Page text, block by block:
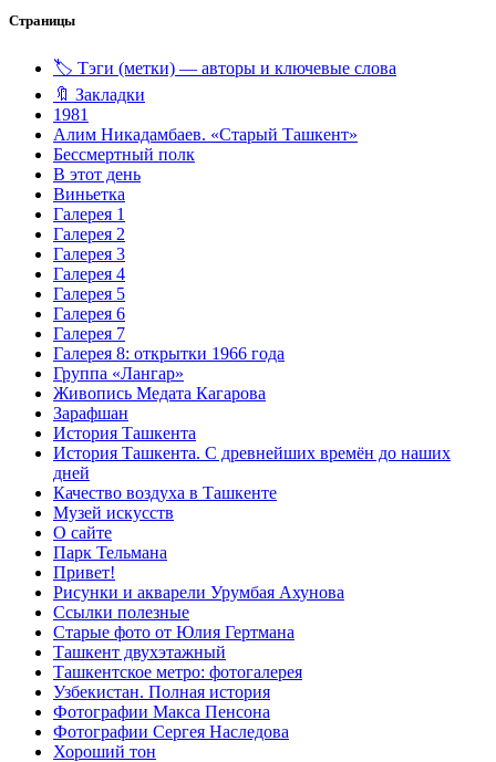
Страницы
🏷️ Тэги (метки) — авторы и ключевые слова
🔖 Закладки
1981
Алим Никадамбаев. «Старый Ташкент»
Бессмертный полк
В этот день
Виньетка
Галерея 1
Галерея 2
Галерея 3
Галерея 4
Галерея 5
Галерея 6
Галерея 7
Галерея 8: открытки 1966 года
Группа «Лангар»
Живопись Медата Кагарова
Зарафшан
История Ташкента
История Ташкента. С древнейших времён до наших
дней
Качество воздуха в Ташкенте
Музей искусств
О сайте
Парк Тельмана
Привет!
Рисунки и акварели Урумбая Ахунова
Ссылки полезные
Старые фото от Юлия Гертмана
Ташкент двухэтажный
Ташкентское метро: фотогалерея
Узбекистан. Полная история
Фотографии Макса Пенсона
Фотографии Сергея Наследова
Хороший тон